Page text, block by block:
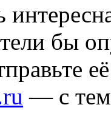
бы
— с